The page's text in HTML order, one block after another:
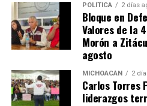
Me gusta esto:
POLÍTICA 2 días
Bloque en
Valores de la
Morón a
agosto
MICHOACÁN 2
Carlos Torres
liderazgos